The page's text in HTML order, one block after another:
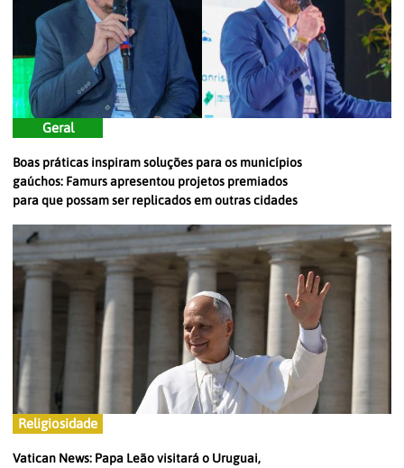
Geral
Boas práticas inspiram soluções para os municípios
gaúchos: Famurs apresentou projetos premiados
para que possam ser replicados em outras cidades
Religiosidade
Vatican News: Papa Leão visitará o Uruguai,